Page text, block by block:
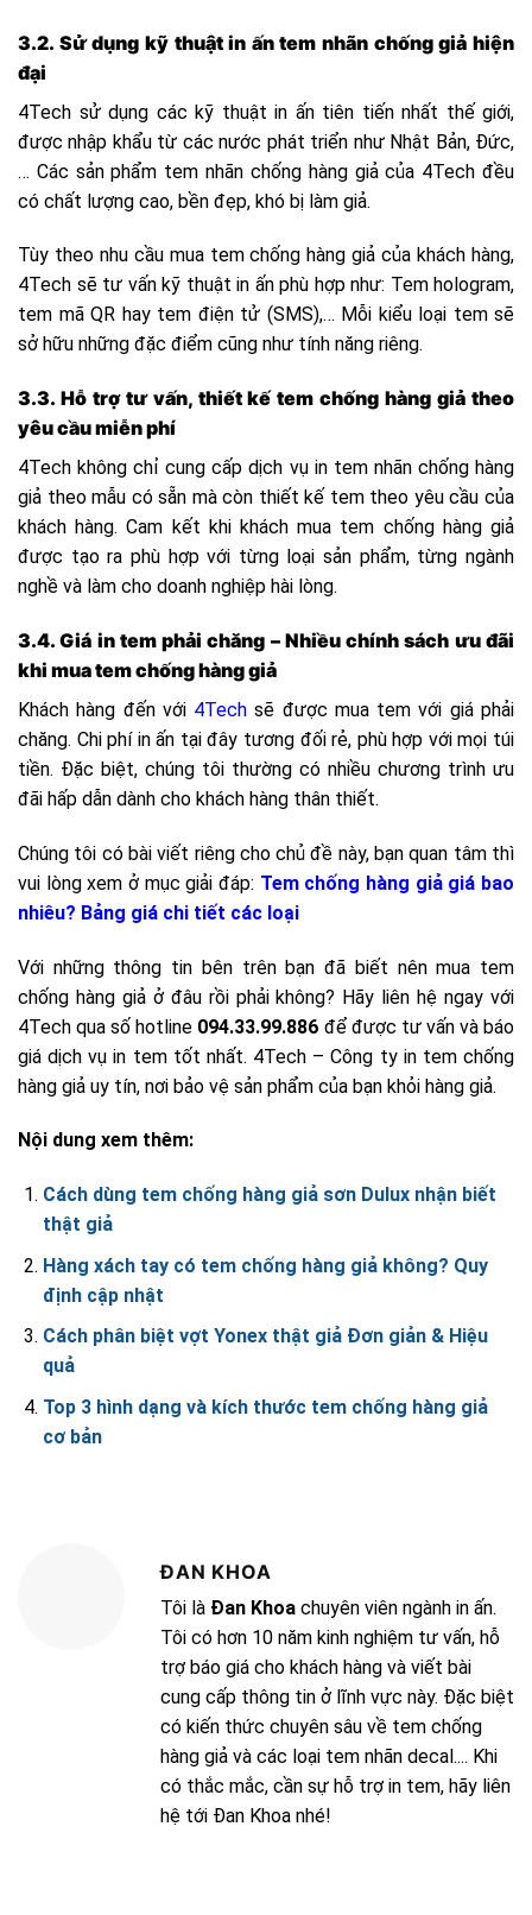
3.2. Sử dụng kỹ thuật in ấn tem nhãn chống giả hiện
đại
4Tech sử dụng các kỹ thuật in ấn tiên tiến nhất thế giới,
được nhập khẩu từ các nước phát triển như Nhật Bản, Đức,
… Các sản phẩm tem nhãn chống hàng giả của 4Tech đều
có chất lượng cao, bền đẹp, khó bị làm giả.
Tùy theo nhu cầu mua tem chống hàng giả của khách hàng,
4Tech sẽ tư vấn kỹ thuật in ấn phù hợp như: Tem hologram,
tem mã QR hay tem điện tử (SMS),… Mỗi kiểu loại tem sẽ
sở hữu những đặc điểm cũng như tính năng riêng.
3.3. Hỗ trợ tư vấn, thiết kế tem chống hàng giả theo
yêu cầu miễn phí
4Tech không chỉ cung cấp dịch vụ in tem nhãn chống hàng
giả theo mẫu có sẵn mà còn thiết kế tem theo yêu cầu của
khách hàng. Cam kết khi khách mua tem chống hàng giả
được tạo ra phù hợp với từng loại sản phẩm, từng ngành
nghề và làm cho doanh nghiệp hài lòng.
3.4. Giá in tem phải chăng – Nhiều chính sách ưu đãi
khi mua tem chống hàng giả
Khách hàng đến với 4Tech sẽ được mua tem với giá phải
chăng. Chi phí in ấn tại đây tương đối rẻ, phù hợp với mọi túi
tiền. Đặc biệt, chúng tôi thường có nhiều chương trình ưu
đãi hấp dẫn dành cho khách hàng thân thiết.
Chúng tôi có bài viết riêng cho chủ đề này, bạn quan tâm thì
vui lòng xem ở mục giải đáp: Tem chống hàng giả giá bao
nhiêu? Bảng giá chi tiết các loại
Với những thông tin bên trên bạn đã biết nên mua tem
chống hàng giả ở đâu rồi phải không? Hãy liên hệ ngay với
4Tech qua số hotline 094.33.99.886 để được tư vấn và báo
giá dịch vụ in tem tốt nhất. 4Tech – Công ty in tem chống
hàng giả uy tín, nơi bảo vệ sản phẩm của bạn khỏi hàng giả.
Nội dung xem thêm:
Cách dùng tem chống hàng giả sơn Dulux nhận biết
thật giả
Hàng xách tay có tem chống hàng giả không? Quy
định cập nhật
Cách phân biệt vợt Yonex thật giả Đơn giản & Hiệu
quả
Top 3 hình dạng và kích thước tem chống hàng giả
cơ bản
ĐAN KHOA
Tôi là Đan Khoa chuyên viên ngành in ấn.
Tôi có hơn 10 năm kinh nghiệm tư vấn, hỗ
trợ báo giá cho khách hàng và viết bài
cung cấp thông tin ở lĩnh vực này. Đặc biệt
có kiến thức chuyên sâu về tem chống
hàng giả và các loại tem nhãn decal.... Khi
có thắc mắc, cần sự hỗ trợ in tem, hãy liên
hệ tới Đan Khoa nhé!